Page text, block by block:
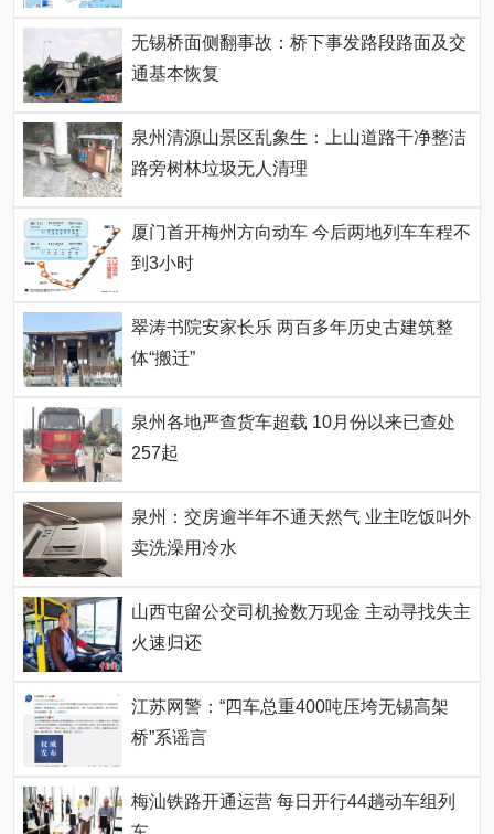
无锡桥面侧翻事故：桥下事发路段路面及交
通基本恢复
泉州清源山景区乱象生：上山道路干净整洁
路旁树林垃圾无人清理
厦门首开梅州方向动车 今后两地列车车程不
到3小时
翠涛书院安家长乐 两百多年历史古建筑整
体“搬迁”
泉州各地严查货车超载 10月份以来已查处
257起
泉州：交房逾半年不通天然气 业主吃饭叫外
卖洗澡用冷水
山西屯留公交司机捡数万现金 主动寻找失主
火速归还
江苏网警：“四车总重400吨压垮无锡高架
桥”系谣言
梅汕铁路开通运营 每日开行44趟动车组列